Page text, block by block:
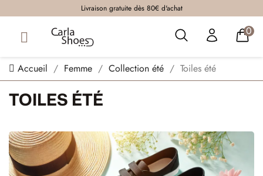
Livraison gratuite dès 80€ d'achat
0
Accueil Femme Collection été Toiles été
TOILES ÉTÉ